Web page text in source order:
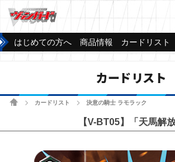
はじめての方へ 商品情報 カードリスト
カードリスト
ホームカードリスト 決意の騎士 ラモラック
【V-BT05】「天馬解放